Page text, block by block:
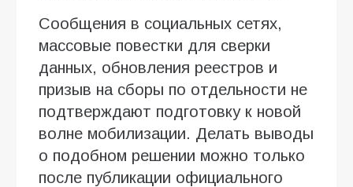
Сообщения в социальных сетях,
массовые повестки для сверки
данных, обновления реестров и
призыв на сборы по отдельности не
подтверждают подготовку к новой
волне мобилизации. Делать выводы
о подобном решении можно только
после публикации официального